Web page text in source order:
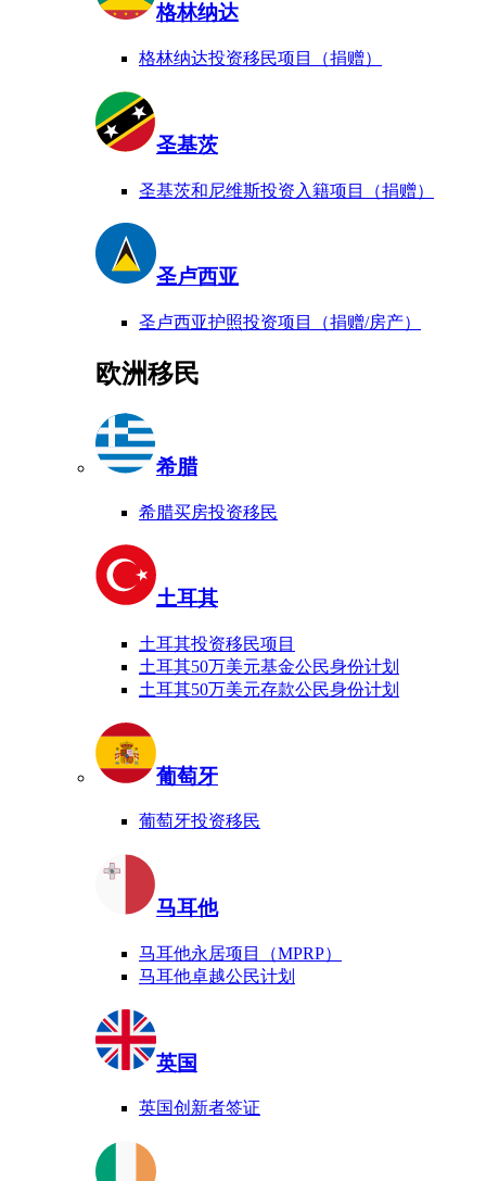
格林纳达
格林纳达投资移民项目（捐赠）
圣基茨
圣基茨和尼维斯投资入籍项目（捐赠）
圣卢西亚
圣卢西亚护照投资项目（捐赠/房产）
欧洲移民
希腊
希腊买房投资移民
土耳其
土耳其投资移民项目
土耳其50万美元基金公民身份计划
土耳其50万美元存款公民身份计划
葡萄牙
葡萄牙投资移民
马耳他
马耳他永居项目（MPRP）
马耳他卓越公民计划
英国
英国创新者签证